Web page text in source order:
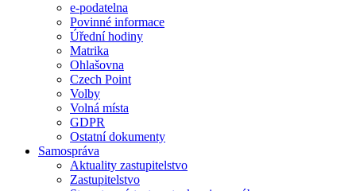
e-podatelna
Povinné informace
Úřední hodiny
Matrika
Ohlašovna
Czech Point
Volby
Volná místa
GDPR
Ostatní dokumenty
Samospráva
Aktuality zastupitelstvo
Zastupitelstvo